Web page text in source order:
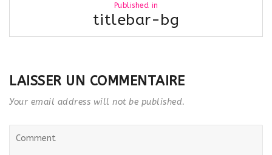
l’article
Published in
titlebar-bg
LAISSER UN COMMENTAIRE
Your email address will not be published.